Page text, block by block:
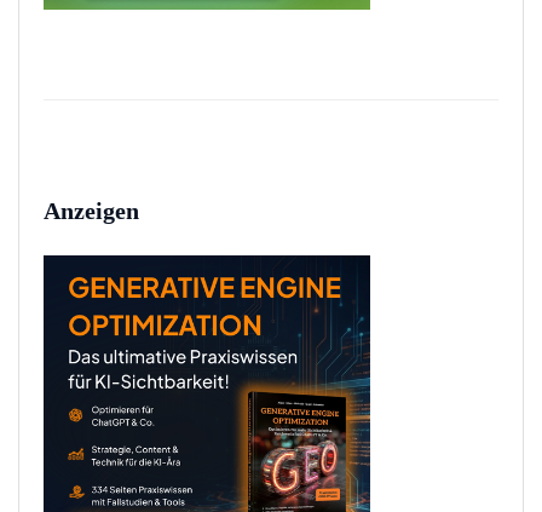
Anzeigen